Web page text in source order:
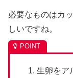
必要なものはカ
しいですね。
生卵をア